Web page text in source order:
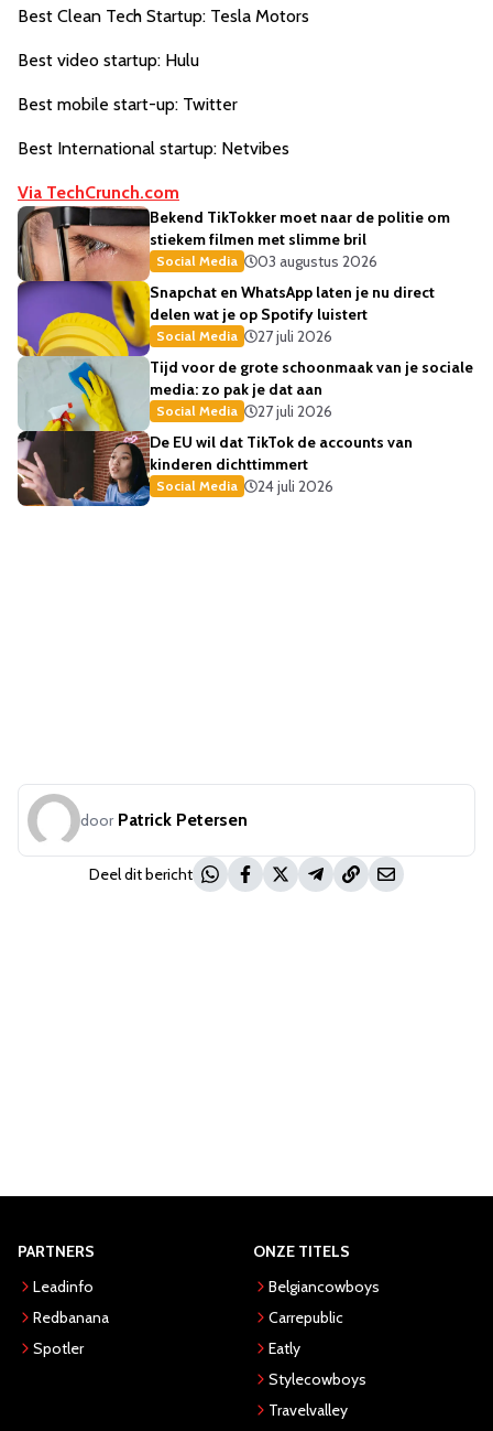
Best Clean Tech Startup: Tesla Motors
Best video startup: Hulu
Best mobile start-up: Twitter
Best International startup: Netvibes
Via TechCrunch.com
Bekend TikTokker moet naar de politie om
stiekem filmen met slimme bril
Social Media
03 augustus 2026
Snapchat en WhatsApp laten je nu direct
delen wat je op Spotify luistert
Social Media
27 juli 2026
Tijd voor de grote schoonmaak van je sociale
media: zo pak je dat aan
Social Media
27 juli 2026
De EU wil dat TikTok de accounts van
kinderen dichttimmert
Social Media 24 juli 2026
door Patrick Petersen
Deel dit bericht
PARTNERS
Leadinfo
Redbanana
Spotler
ONZE TITELS
Belgiancowboys
Carrepublic
Eatly
Stylecowboys
Travelvalley